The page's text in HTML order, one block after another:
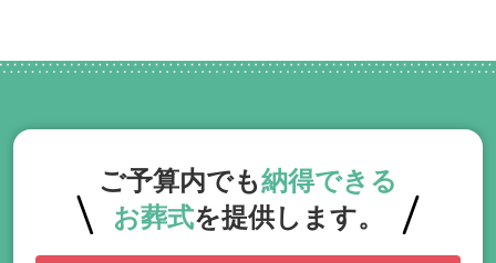
ご予算内でも納得できる
お葬式を提供します。